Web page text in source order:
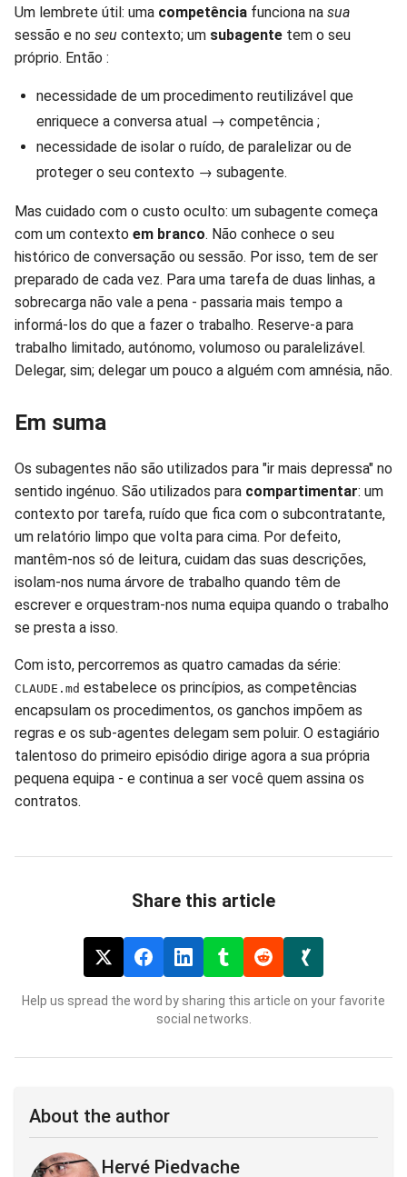
Um lembrete útil: uma competência funciona na sua
sessão e no seu contexto; um subagente tem o seu
próprio. Então :
necessidade de um procedimento reutilizável que
enriquece a conversa atual → competência ;
necessidade de isolar o ruído, de paralelizar ou de
proteger o seu contexto → subagente.
Mas cuidado com o custo oculto: um subagente começa
com um contexto em branco. Não conhece o seu
histórico de conversação ou sessão. Por isso, tem de ser
preparado de cada vez. Para uma tarefa de duas linhas, a
sobrecarga não vale a pena - passaria mais tempo a
informá-los do que a fazer o trabalho. Reserve-a para
trabalho limitado, autónomo, volumoso ou paralelizável.
Delegar, sim; delegar um pouco a alguém com amnésia, não.
Em suma
Os subagentes não são utilizados para "ir mais depressa" no
sentido ingénuo. São utilizados para compartimentar: um
contexto por tarefa, ruído que fica com o subcontratante,
um relatório limpo que volta para cima. Por defeito,
mantêm-nos só de leitura, cuidam das suas descrições,
isolam-nos numa árvore de trabalho quando têm de
escrever e orquestram-nos numa equipa quando o trabalho
se presta a isso.
Com isto, percorremos as quatro camadas da série:
CLAUDE.md estabelece os princípios, as competências
encapsulam os procedimentos, os ganchos impõem as
regras e os sub-agentes delegam sem poluir. O estagiário
talentoso do primeiro episódio dirige agora a sua própria
pequena equipa - e continua a ser você quem assina os
contratos.
Share this article
Help us spread the word by sharing this article on your favorite
social networks.
About the author
Hervé Piedvache